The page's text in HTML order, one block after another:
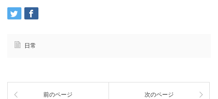
日常
前のページ 次のページ